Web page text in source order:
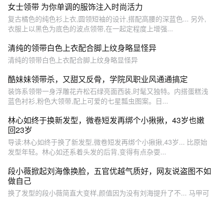
女士领带 为你单调的服饰注入时尚活力
复古橘色的纯色衫上衣,圆领短袖的设计,搭配高腰的深蓝色... 另外,
衣服上以黑色为底色的波点领带,在一起定程度上增强...
清纯的领带白色上衣配合脚上纹身略显怪异
清纯的领带白色上衣配合脚上纹身略显怪异
酷妹妹领带杀，又甜又反骨，学院风职业风通通搞定
装饰系领带一身浮雕花卉松石绿亮面西装,时髦又独特。内搭蛋糕浅
蓝色衬衫,粉色大领带,配上可爱的七星瓢虫图案。日...
林心如终于换新发型，微卷短发再绑个小揪揪，43岁也嫩
回23岁
导读:林心如终于换了新发型,微卷短发再绑个小揪揪,43岁... 比原始
发型年轻。林心如还系着头发的后背,变得有点杂耍...
段小薇掀起刘海像换脸，五官优越气质好，网友说盗图不如
做自己
换了发型的段小薇简直大变样,颜值因为没有刘海提升了不... 马甲可